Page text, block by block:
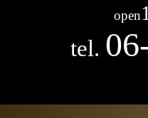
open
tel.